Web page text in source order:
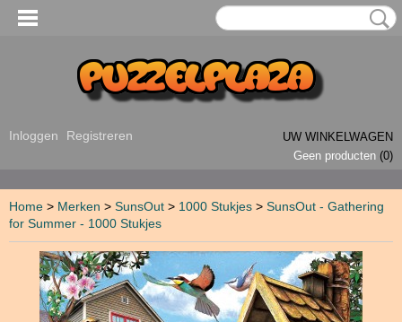
Inloggen Registreren
UW WINKELWAGEN
Geen producten (0)
Home > Merken > SunsOut > 1000 Stukjes > SunsOut - Gathering
for Summer - 1000 Stukjes